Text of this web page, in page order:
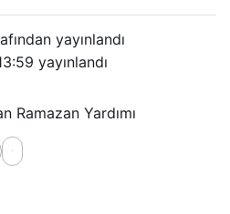
yayınlandı
yayınlandı